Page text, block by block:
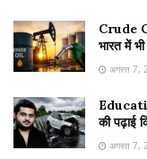
Crude
भारत में
अगस्त 7,
की पढ़ाई
अगस्त 7,